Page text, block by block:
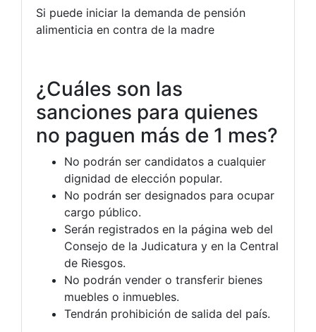
Si puede iniciar la demanda de pensión
alimenticia en contra de la madre
¿Cuáles son las
sanciones para quienes
no paguen más de 1 mes?
No podrán ser candidatos a cualquier
dignidad de elección popular.
No podrán ser designados para ocupar
cargo público.
Serán registrados en la página web del
Consejo de la Judicatura y en la Central
de Riesgos.
No podrán vender o transferir bienes
muebles o inmuebles.
Tendrán prohibición de salida del país.